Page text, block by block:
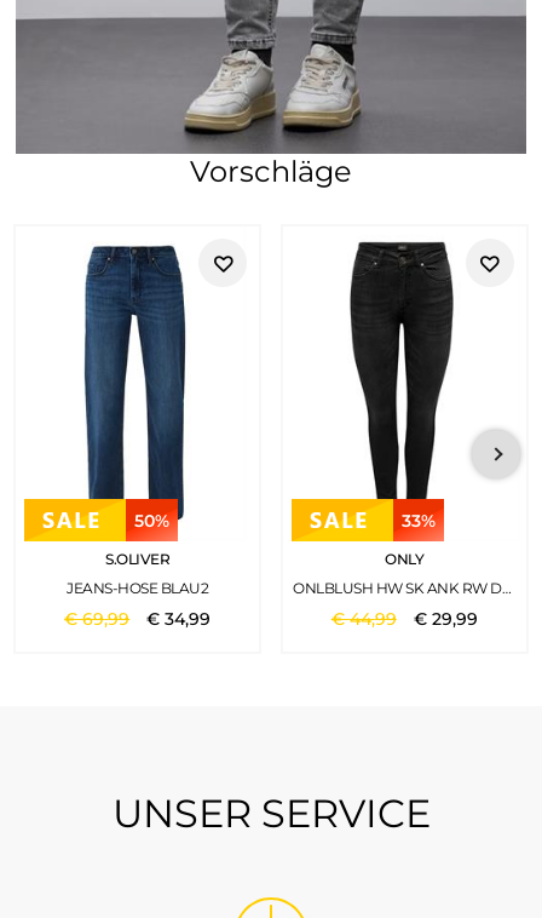
Vorschläge
50%
S.OLIVER
JEANS-HOSE BLAU2
€69,99 €34,99
33%
ONLY
ONLBLUSH HW SK ANK RW DNM REA005 WASHED BLACK
€44,99 € 29,99
UNSER SERVICE